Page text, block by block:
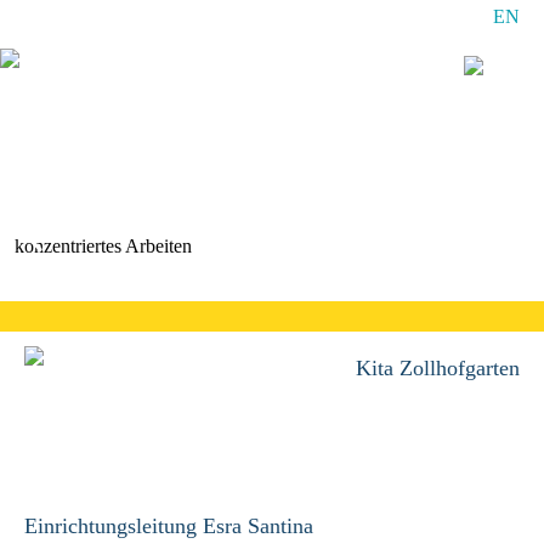
EN
Navigation
konzentriertes Arbeiten
Kita Zollhofgarten
Einrichtungsleitung Esra Santina